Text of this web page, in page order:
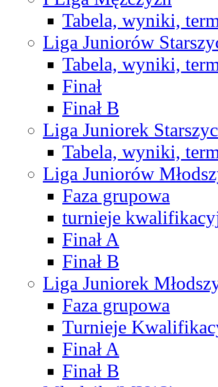
Tabela, wyniki,
Liga Juniorów
Tabela, wyniki,
Finał
Finał B
Liga Juniorek
Tabela, wyniki,
Liga Juniorów
Faza grupowa
turnieje
Finał A
Finał B
Liga Juniorek
Faza grupowa
Turnieje
Finał A
Finał B